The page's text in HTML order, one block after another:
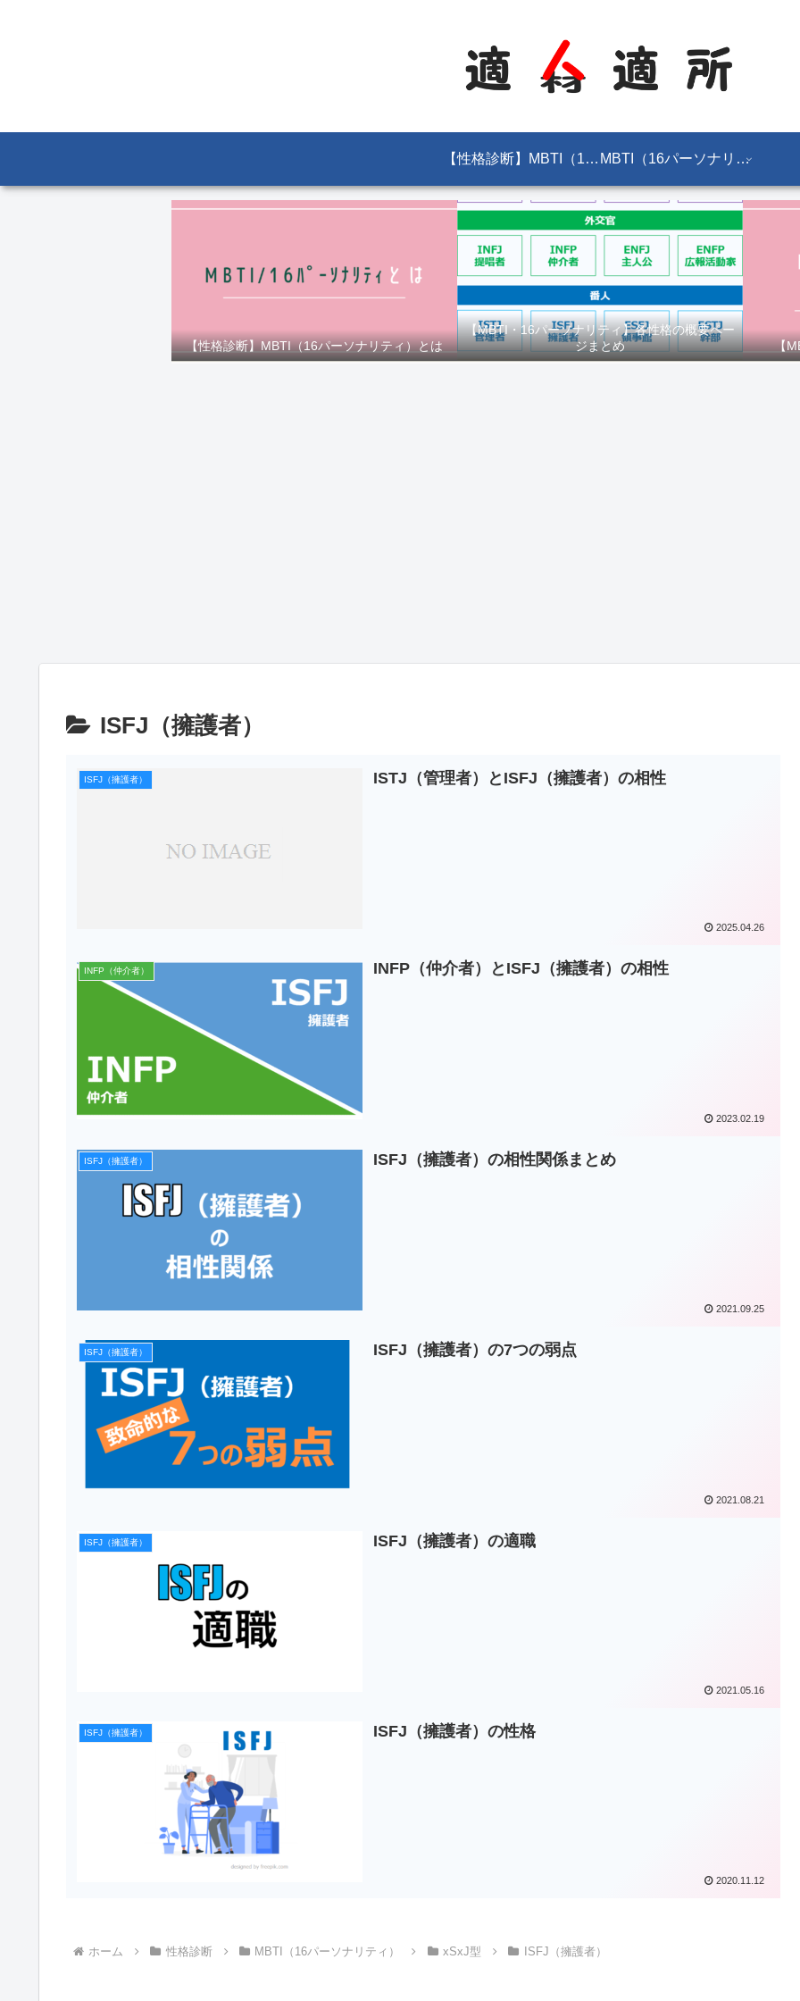
【性格診断】MBTI（16パーソナリティ）とは MBTI（16パーソナリティ）
【性格診断】MBTI（16パーソナリティ）とは
【MBTI・16パーソナリティ】各性格の概要ペー
ジまとめ
【
ISFJ（擁護者）
ISFJ（擁護者） ISTJ（管理者）とISFJ（擁護者）の相性
2025.04.26
INFP（仲介者） INFP（仲介者）とISFJ（擁護者）の相性
2023.02.19
ISFJ（擁護者） ISFJ（擁護者）の相性関係まとめ
2021.09.25
ISFJ（擁護者） ISFJ（擁護者）の7つの弱点
2021.08.21
ISFJ（擁護者） ISFJ（擁護者）の適職
2021.05.16
ISFJ（擁護者） ISFJ（擁護者）の性格
2020.11.12
ホーム 性格診断 MBTI（16パーソナリティ） xSxJ型 ISFJ（擁護者）